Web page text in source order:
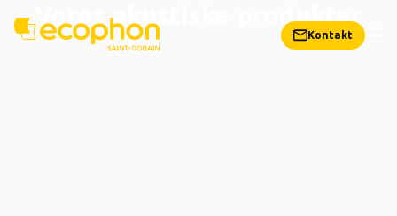
Kontakt
Vores akustiske produkter